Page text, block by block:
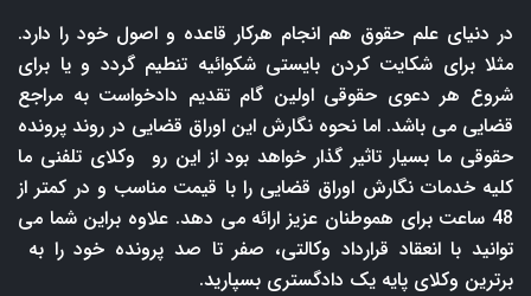
در دنیای علم حقوق هم انجام هرکار قاعده و اصول خود را دارد.
مثلا برای شکایت کردن بایستی شکوائیه تنطیم گردد و یا برای
شروع هر دعوی حقوقی اولین گام تقدیم دادخواست به مراجع
قضایی می باشد. اما نحوه نگارش این اوراق قضایی در روند پرونده
حقوقی ما بسیار تاثیر گذار خواهد بود از این رو وکلای تلفنی ما
کلیه خدمات نگارش اوراق قضایی را با قیمت مناسب و در کمتر از
48 ساعت برای هموطنان عزیز ارائه می دهد. علاوه براین شما می
توانید با انعقاد قرارداد وکالتی، صفر تا صد پرونده خود را به
برترین وکلای پایه یک دادگستری بسپارید.